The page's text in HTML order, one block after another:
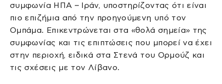
συμφωνία ΗΠΑ – Ιράν, υποστηρίζοντας ότι είναι
πιο επιζήμια από την προηγούμενη υπό τον
Ομπάμα. Επικεντρώνεται στα «θολά σημεία» της
συμφωνίας και τις επιπτώσεις που μπορεί να έχει
στην περιοχή, ειδικά στα Στενά του Ορμούζ και
τις σχέσεις με τον Λίβανο.